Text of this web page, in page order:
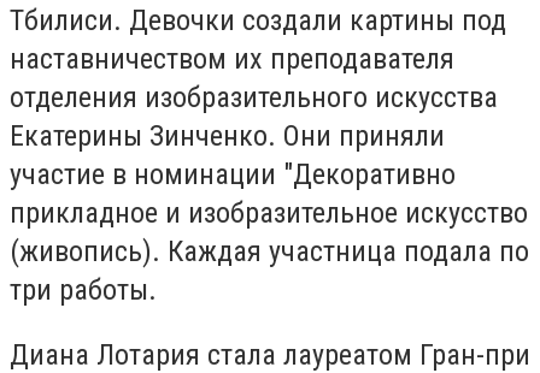
Тбилиси. Девочки создали картины под
наставничеством их преподавателя
отделения изобразительного искусства
Екатерины Зинченко. Они приняли
участие в номинации "Декоративно
прикладное и изобразительное искусство
(живопись). Каждая участница подала по
три работы.
Диана Лотария стала лауреатом Гран-при